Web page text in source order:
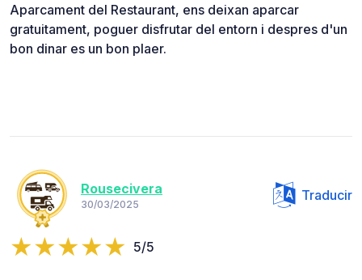
Aparcament del Restaurant, ens deixan aparcar
gratuitament, poguer disfrutar del entorn i despres d'un
bon dinar es un bon plaer.
Rousecivera
30/03/2025
Traducir
5/5